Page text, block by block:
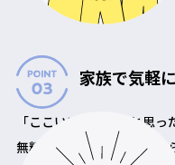
家族で気軽
「ここいいかも！」と思
無料で自由に見学できるか